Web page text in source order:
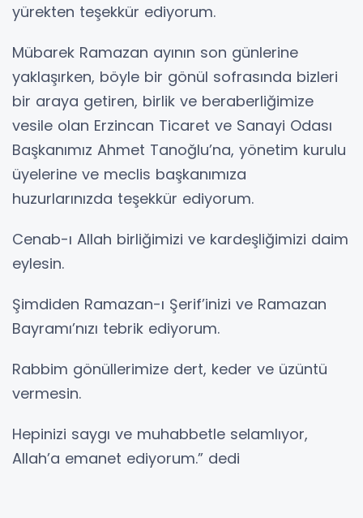
yürekten teşekkür ediyorum.
Mübarek Ramazan ayının son günlerine
yaklaşırken, böyle bir gönül sofrasında bizleri
bir araya getiren, birlik ve beraberliğimize
vesile olan Erzincan Ticaret ve Sanayi Odası
Başkanımız Ahmet Tanoğlu’na, yönetim kurulu
üyelerine ve meclis başkanımıza
huzurlarınızda teşekkür ediyorum.
Cenab-ı Allah birliğimizi ve kardeşliğimizi daim
eylesin.
Şimdiden Ramazan-ı Şerif’inizi ve Ramazan
Bayramı’nızı tebrik ediyorum.
Rabbim gönüllerimize dert, keder ve üzüntü
vermesin.
Hepinizi saygı ve muhabbetle selamlıyor,
Allah’a emanet ediyorum.” dedi